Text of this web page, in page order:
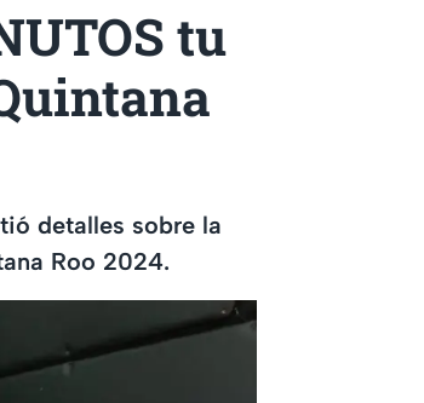
tu
detalles sobre la
Roo 2024.